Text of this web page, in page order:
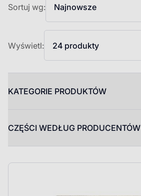
Sortuj wg: Najnowsze
Wyświetl: 24 produkty
KATEGORIE PRODUKTÓW
CZĘŚCI WEDŁUG PRODUCENTÓW